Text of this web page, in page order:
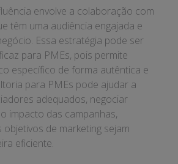
envolve a colaboração com
têm uma audiência engajada e
Essa estratégia pode ser
para PMEs, pois permite
específico de forma autêntica e
para PMEs pode ajudar a
adequados, negociar
impacto das campanhas,
de marketing sejam
eficiente.